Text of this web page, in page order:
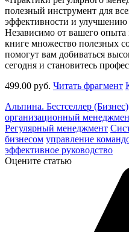
полезный инструмент для
эффективности и улучшению
Независимо от вашего
книге множество полезных
помогут вам добиваться
сегодня и становитесь
499.00 руб. Читать фрагмент
Альпина. Бестселлер (Бизнес)
организационный
Регулярный менеджмент
бизнесом управление
эффективное руководство
Оцените статью